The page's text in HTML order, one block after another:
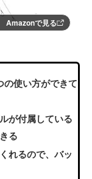
Amazonで見る
の使い方ができて
が付属している
る
れるので、バッ